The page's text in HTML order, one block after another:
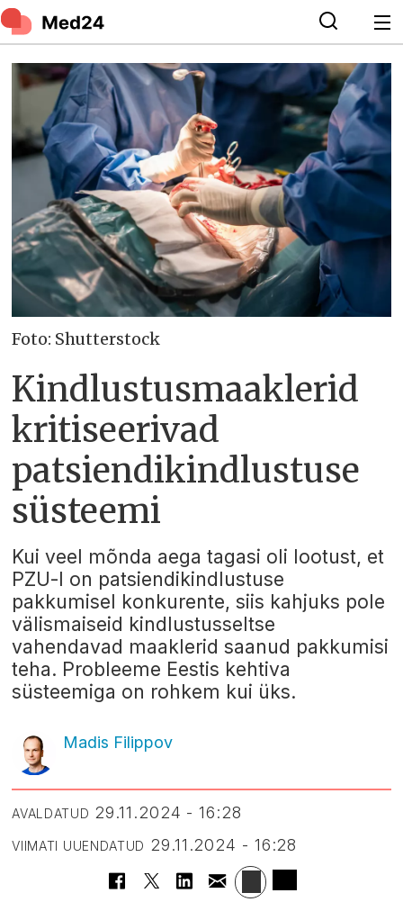
Foto: Shutterstock
Kindlustusmaaklerid
kritiseerivad
patsiendikindlustuse
süsteemi
Kui veel mõnda aega tagasi oli lootust, et
PZU-l on patsiendikindlustuse
pakkumisel konkurente, siis kahjuks pole
välismaiseid kindlustusseltse
vahendavad maaklerid saanud pakkumisi
teha. Probleeme Eestis kehtiva
süsteemiga on rohkem kui üks.
Madis Filippov
AVALDATUD 29.11.2024 - 16:28
VIIMATI UUENDATUD 29.11.2024 - 16:28